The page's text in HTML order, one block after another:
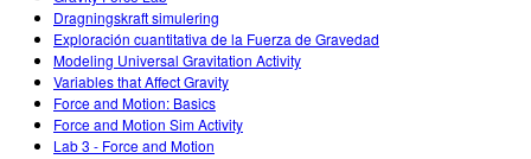
Dragningskraft simulering
Exploración cuantitativa de la Fuerza de Gravedad
Modeling Universal Gravitation Activity
Variables that Affect Gravity
Force and Motion: Basics
Force and Motion Sim Activity
Lab 3 - Force and Motion